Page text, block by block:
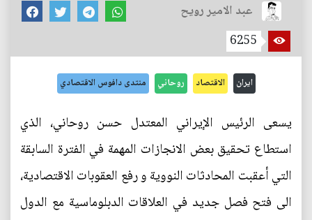
عبد الامير رويح
6255
ايران الاقتصاد روحاني منتدى دافوس الاقتصادي
يسعى الرئيس الإيراني المعتدل حسن روحاني، الذي
استطاع تحقيق بعض الانجازات المهمة في الفترة السابقة
التي أعقبت المحادثات النووية و رفع العقوبات الاقتصادية،
الى فتح فصل جديد في العلاقات الدبلوماسية مع الدول